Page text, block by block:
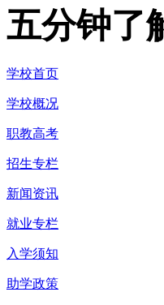
五分钟了
学校首页
学校概况
职教高考
招生专栏
新闻资讯
就业专栏
入学须知
助学政策